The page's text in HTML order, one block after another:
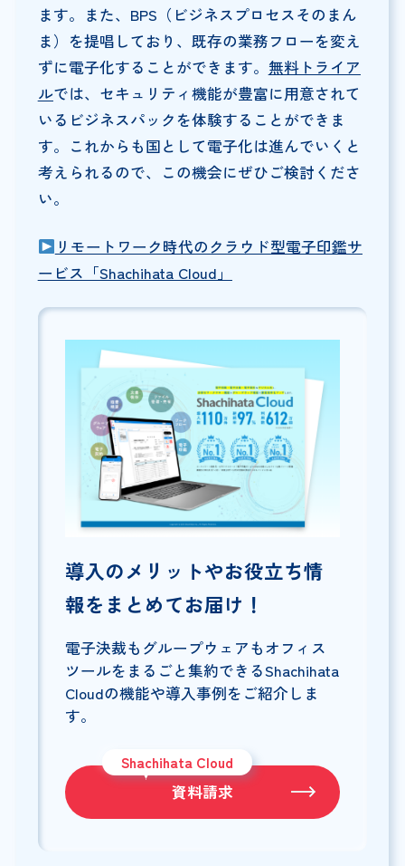
ます。また、BPS（ビジネスプロセスそのまん
ま）を提唱しており、既存の業務フローを変え
ずに電子化することができます。 無料トライア
ルでは、セキュリティ機能が豊富に用意されて
いるビジネスパックを体験することができま
す。これからも国として電子化は進んでいくと
考えられるので、この機会にぜひご検討くださ
い。
リモートワーク時代のクラウド型電子印鑑サ
ービス「Shachihata Cloud」
導入のメリットやお役立ち情
報をまとめてお届け！
電子決裁もグループウェアもオフィス
ツールをまるごと集約できるShachihata
Cloudの機能や導入事例をご紹介しま
す。
Shachihata Cloud
資料請求